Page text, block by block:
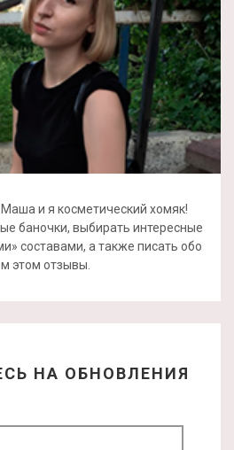
и я косметический хомяк!
баночки, выбирать интересные
составами, а также писать обо
этом отзывы.
НА ОБНОВЛЕНИЯ